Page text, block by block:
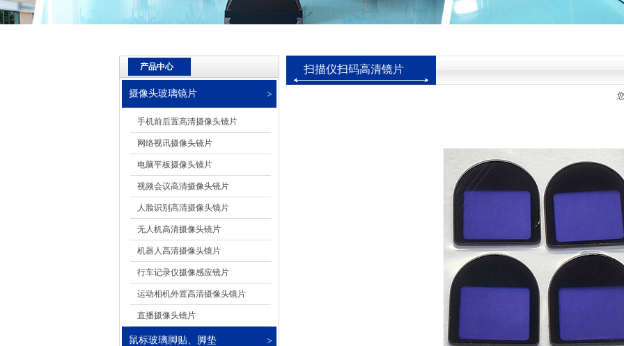
产品中心
摄像头玻璃镜片
手机前后置高清摄像头镜片
网络视讯摄像头镜片
电脑平板摄像头镜片
视频会议高清摄像头镜片
人脸识别高清摄像头镜片
无人机高清摄像头镜片
机器人高清摄像头镜片
行车记录仪摄像感应镜片
运动相机外置高清摄像头镜片
直播摄像头镜片
鼠标玻璃脚贴、脚垫
扫描仪扫码高清镜片